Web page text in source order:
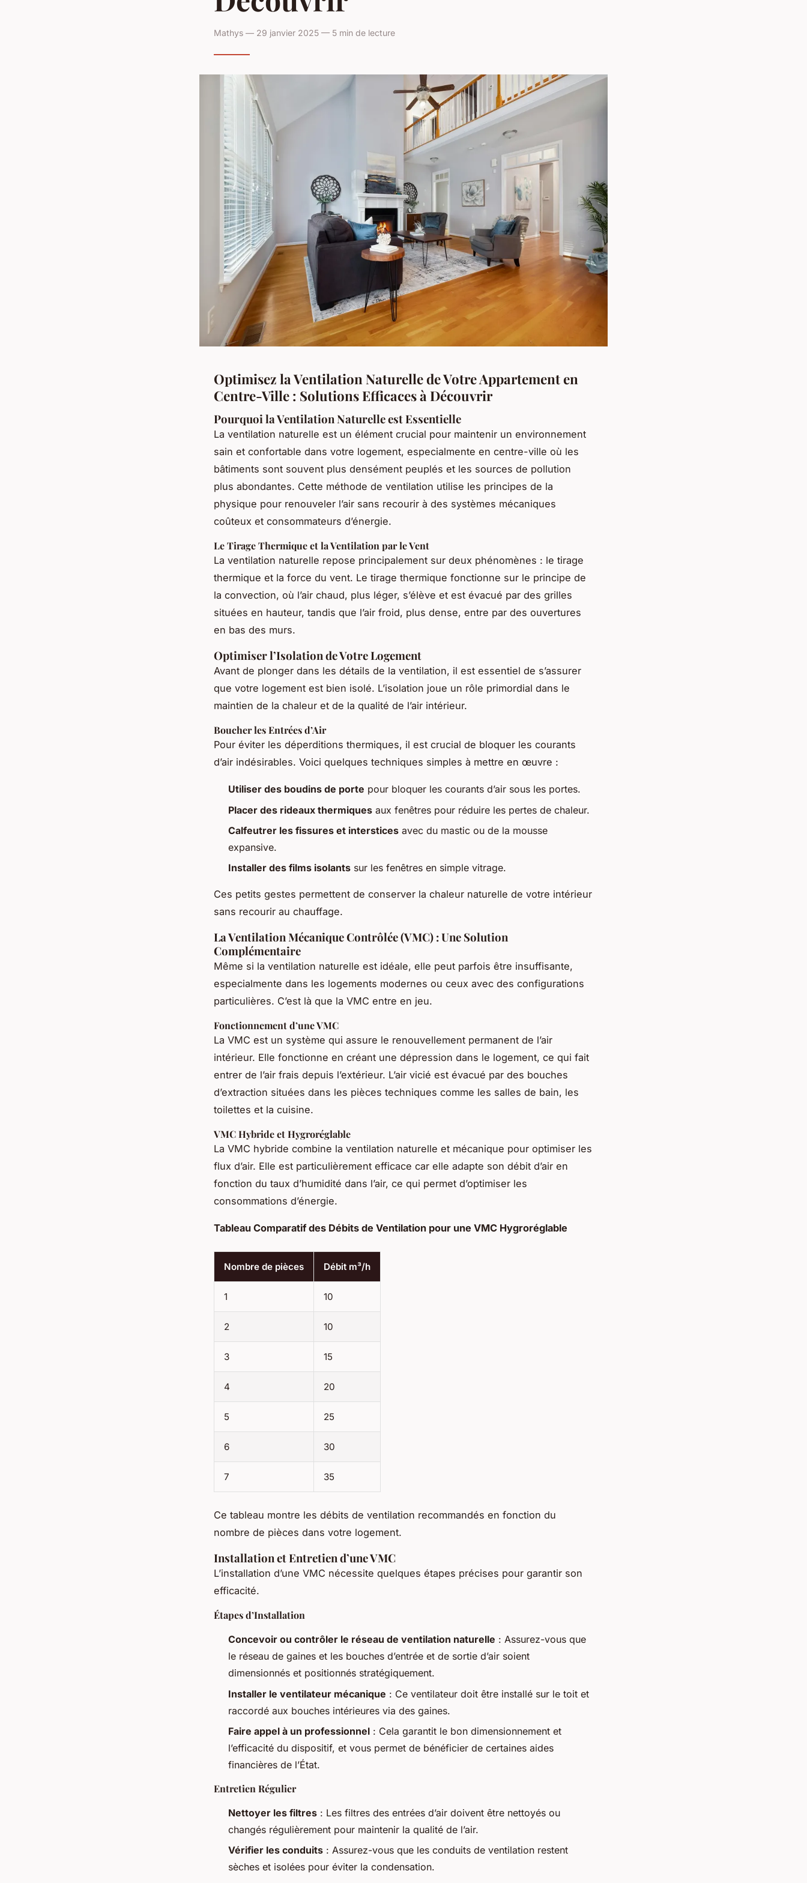
Mathys — 29 janvier 2025 — 5 min de lecture
Optimisez la Ventilation Naturelle de Votre Appartement en
Centre-Ville : Solutions Efficaces à Découvrir
Pourquoi la Ventilation Naturelle est Essentielle
La ventilation naturelle est un élément crucial pour maintenir un environnement
sain et confortable dans votre logement, especialmente en centre-ville où les
bâtiments sont souvent plus densément peuplés et les sources de pollution
plus abondantes. Cette méthode de ventilation utilise les principes de la
physique pour renouveler l’air sans recourir à des systèmes mécaniques
coûteux et consommateurs d’énergie.
Le Tirage Thermique et la Ventilation par le Vent
La ventilation naturelle repose principalement sur deux phénomènes : le tirage
thermique et la force du vent. Le tirage thermique fonctionne sur le principe de
la convection, où l’air chaud, plus léger, s’élève et est évacué par des grilles
situées en hauteur, tandis que l’air froid, plus dense, entre par des ouvertures
en bas des murs.
Optimiser l’Isolation de Votre Logement
Avant de plonger dans les détails de la ventilation, il est essentiel de s’assurer
que votre logement est bien isolé. L’isolation joue un rôle primordial dans le
maintien de la chaleur et de la qualité de l’air intérieur.
Boucher les Entrées d’Air
Pour éviter les déperditions thermiques, il est crucial de bloquer les courants
d’air indésirables. Voici quelques techniques simples à mettre en œuvre :
Utiliser des boudins de porte pour bloquer les courants d’air sous les portes.
Placer des rideaux thermiques aux fenêtres pour réduire les pertes de chaleur.
Calfeutrer les fissures et interstices avec du mastic ou de la mousse
expansive.
Installer des films isolants sur les fenêtres en simple vitrage.
Ces petits gestes permettent de conserver la chaleur naturelle de votre intérieur
sans recourir au chauffage.
La Ventilation Mécanique Contrôlée (VMC) : Une Solution
Complémentaire
Même si la ventilation naturelle est idéale, elle peut parfois être insuffisante,
especialmente dans les logements modernes ou ceux avec des configurations
particulières. C’est là que la VMC entre en jeu.
Fonctionnement d’une VMC
La VMC est un système qui assure le renouvellement permanent de l’air
intérieur. Elle fonctionne en créant une dépression dans le logement, ce qui fait
entrer de l’air frais depuis l’extérieur. L’air vicié est évacué par des bouches
d’extraction situées dans les pièces techniques comme les salles de bain, les
toilettes et la cuisine.
VMC Hybride et Hygroréglable
La VMC hybride combine la ventilation naturelle et mécanique pour optimiser les
flux d’air. Elle est particulièrement efficace car elle adapte son débit d’air en
fonction du taux d’humidité dans l’air, ce qui permet d’optimiser les
consommations d’énergie.
Tableau Comparatif des Débits de Ventilation pour une VMC Hygroréglable
Nombre de pièces Débit m³/h
1 10
2 10
3 15
4 20
5 25
6 30
7 35
Ce tableau montre les débits de ventilation recommandés en fonction du
nombre de pièces dans votre logement.
Installation et Entretien d’une VMC
L’installation d’une VMC nécessite quelques étapes précises pour garantir son
efficacité.
Étapes d’Installation
Concevoir ou contrôler le réseau de ventilation naturelle : Assurez-vous que
le réseau de gaines et les bouches d’entrée et de sortie d’air soient
dimensionnés et positionnés stratégiquement.
Installer le ventilateur mécanique : Ce ventilateur doit être installé sur le toit et
raccordé aux bouches intérieures via des gaines.
Faire appel à un professionnel : Cela garantit le bon dimensionnement et
l’efficacité du dispositif, et vous permet de bénéficier de certaines aides
financières de l’État.
Entretien Régulier
Nettoyer les filtres : Les filtres des entrées d’air doivent être nettoyés ou
changés régulièrement pour maintenir la qualité de l’air.
Vérifier les conduits : Assurez-vous que les conduits de ventilation restent
sèches et isolées pour éviter la condensation.